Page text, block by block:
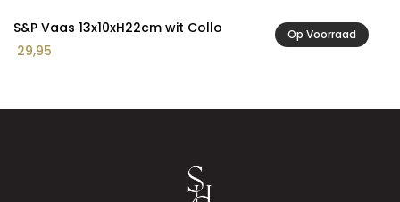
Op Voorraad
S&P Vaas 13x10xH22cm wit Collo
29,95